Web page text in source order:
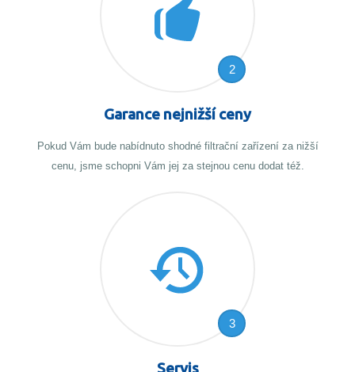
2
Garance nejnižší ceny
Pokud Vám bude nabídnuto shodné filtrační zařízení za nižší
cenu, jsme schopni Vám jej za stejnou cenu dodat též.
3
Servis